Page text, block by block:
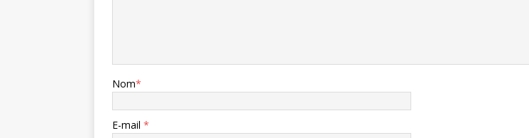
Nom*
E-mail *